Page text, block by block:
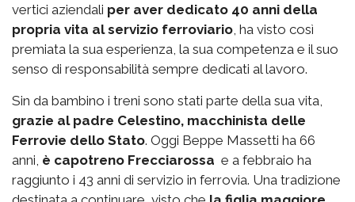
vertici aziendali per aver dedicato 40 anni della
propria vita al servizio ferroviario, ha visto così
premiata la sua esperienza, la sua competenza e il suo
senso di responsabilità sempre dedicati al lavoro.
Sin da bambino i treni sono stati parte della sua vita,
grazie al padre Celestino, macchinista delle
Ferrovie dello Stato. Oggi Beppe Massetti ha 66
anni, è capotreno Frecciarossa e a febbraio ha
raggiunto i 43 anni di servizio in ferrovia. Una tradizione